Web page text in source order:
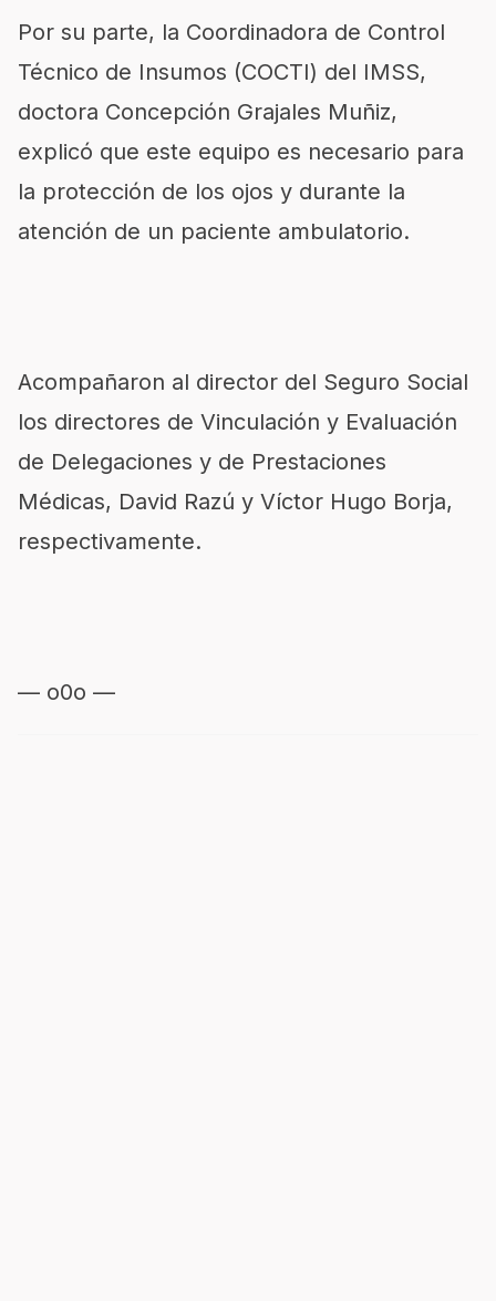
Por su parte, la Coordinadora de Control
Técnico de Insumos (COCTI) del IMSS,
doctora Concepción Grajales Muñiz,
explicó que este equipo es necesario para
la protección de los ojos y durante la
atención de un paciente ambulatorio.
Acompañaron al director del Seguro Social
los directores de Vinculación y Evaluación
de Delegaciones y de Prestaciones
Médicas, David Razú y Víctor Hugo Borja,
respectivamente.
— o0o —